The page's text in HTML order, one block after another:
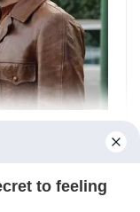
to feeling